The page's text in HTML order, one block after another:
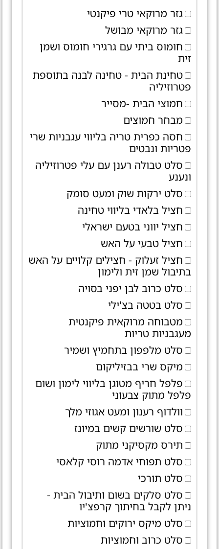
גזר מרוקאי טרי פיקנטי
גזר מרוקאי מבושל
חומוס ביתי עם גרגירי חומוס ושמן
זית
טחינת הבית - טחינה לבנה בתוספת
פטרוזיליה
חמוצי הבית -מסייר
מבחר חמוצים
חסה כפרית טריה בליווי עגבניות שרי
פטריות ונבטים
סלט טבולה רענן עם עלי פטרוזיליה
ונענע
סלט ירקות שוק ומעט סומק
חציל בלאדי בליווי טחינה
חציל יווני בטעם ישראלי
חציל טבעי על האש
חציל זעלוק - חצילים קלויים על האש
בתיבול שמן זית ולימון
סלט כרוב לבן יפני בסויה
סלט בטטה בצ'ילי
מטבוחה מרוקאית פיקנטית
מעגבניות טריות
סלט מלפפון בתחמיץ ושמיר
מיקס שרי בבזיליקום
פלפל חריף מטוגן בליווי לימון ושום
פלפל מתוק צבעוני
וולדוף רענון ומעט אגוזי מלך
סלט שורשים קשים במיונז
תירס מקסיקני מתוק
סלט תפוחי אדמה רוסי קלאסי
סלט תורכי
סלט סלקים בשום ותיבול הבית -
ניתן לקבל בחיתוך קרפצ'יו
סלט מיקס ירוקים וחמוציות
סלט כרוב וחמוציות